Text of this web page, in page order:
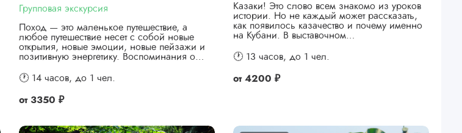
Групповая экскурсия
Поход — это маленькое путешествие, а
любое путешествие несет с собой новые
открытия, новые эмоции, новые пейзажи и
позитивную энергетику. Воспоминания о…
🕐 14 часов, до 1 чел.
от 3350 ₽
Казаки! Это слово всем знакомо из уроков
истории. Но не каждый может рассказать,
как появилось казачество и почему именно
на Кубани. В выставочном…
🕐 13 часов, до 1 чел.
от 4200 ₽